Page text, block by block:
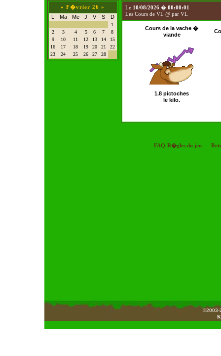
« F�vrier 26 »
L
Ma Me J V S D
1
2
3 4 5 6 7
8
9
10 11 12 13 14
15
16
17 18 19 20 21
22
23
24 25 26 27 28
Le 10/08/2026 � 00:00:01
Les Cours de VL @ par VL
Cours de la vache �
viande
1.8 pictoches
le kilo.
FAQ-R�gles du jeu
©2003-